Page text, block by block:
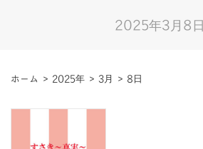
2025年3月8日
ホーム > 2025年 > 3月 > 8日